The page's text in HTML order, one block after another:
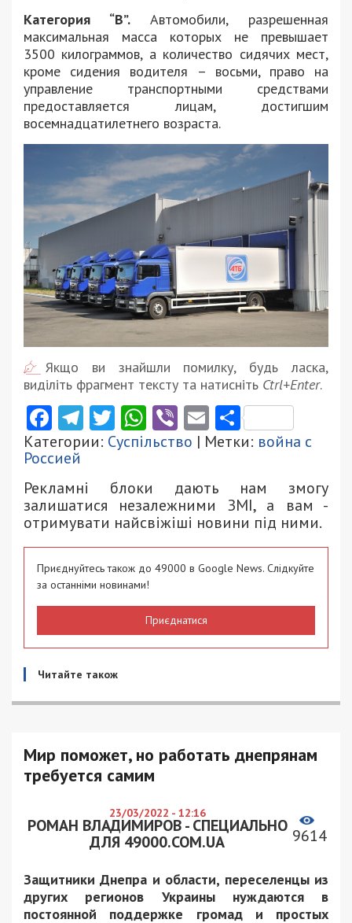
Категория “B”.Автомобили, разрешенная
максимальная масса которых не превышает
3500 килограммов, а количество сидячих мест,
кроме сидения водителя – восьми, право на
управление транспортными средствами
предоставляется лицам, достигшим
восемнадцатилетнего возраста.
Якщо ви знайшли помилку, будь ласка,
виділіть фрагмент тексту та натисніть Ctrl+Enter.
Facebook
Telegram
Twitter
WhatsApp
ViberEmail
Категории: Суспільство | Метки: война с
Россией
Рекламні блоки дають нам змогу
залишатися незалежними ЗМІ, а вам -
отримувати найсвіжіші новини під ними.
Приєднуйтесь також до 49000 в Google News. Слідкуйте
за останніми новинами!
Приєднатися
Читайте також
Мир поможет, но работать днепрянам
требуется самим
23/03/2022 - 12:16
РОМАН ВЛАДИМИРОВ - СПЕЦИАЛЬНО
ДЛЯ 49000.COM.UA
9614
Защитники Днепра и области, переселенцы из
других регионов Украины нуждаются в
постоянной поддержке громад и простых